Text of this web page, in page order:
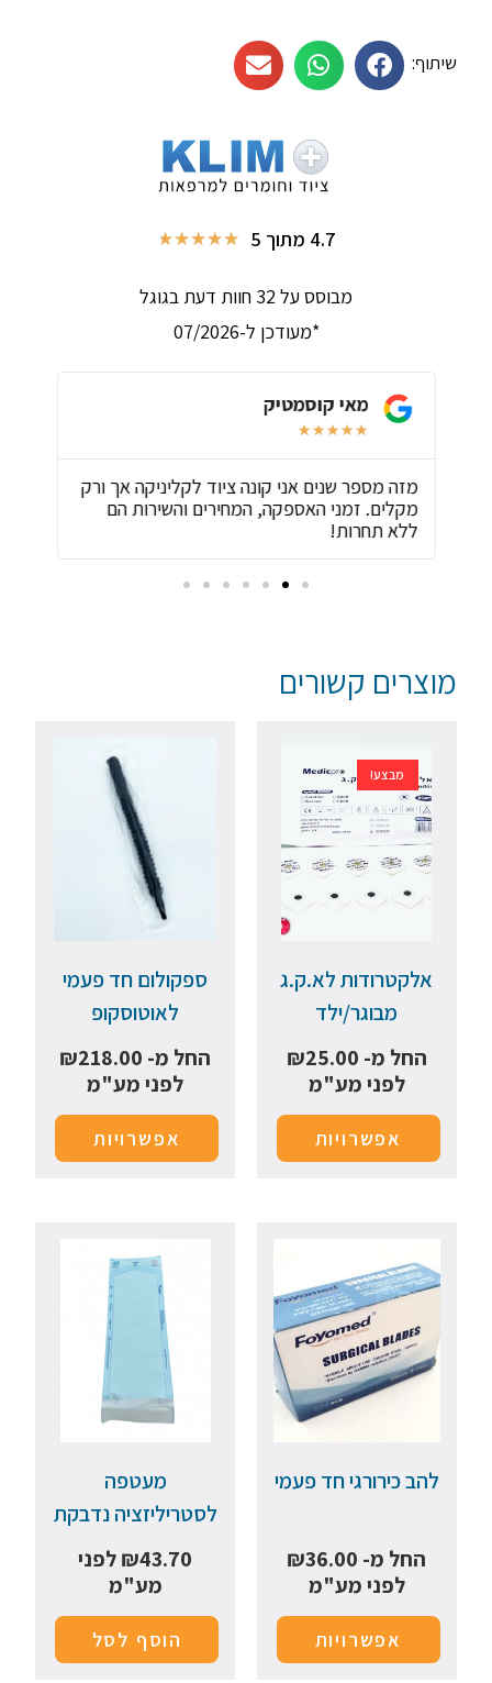
שיתוף:
4.7 מתוך 5 ★
★
★
★
★
מבוסס על 32 חוות דעת בגוגל
*מעודכן ל-07/2026
מאי קוסמטיק
★
★
★
★
★
מזה מספר שנים אני קונה ציוד לקליניקה אך ורק
מקלים. זמני האספקה, המחירים והשירות הם
ללא תחרות!
מוצרים קשורים
מבצע!
אלקטרודות לא.ק.ג
מבוגר/ילד
החל מ-
₪25.00
לפני מע"מ
אפשרויות
ספקולום חד פעמי
לאוטוסקופ
החל מ-
₪218.00
לפני מע"מ
אפשרויות
להב כירורגי חד פעמי
החל מ- ₪36.00
לפני מע"מ
אפשרויות
מעטפה
לסטריליזציה נדבקת
₪43.70
לפני
מע"מ
הוסף לסל